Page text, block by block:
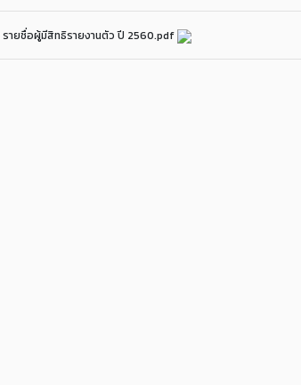
รายชื่อผู้มีสิทธิรายงานตัว ปี 2560.pdf